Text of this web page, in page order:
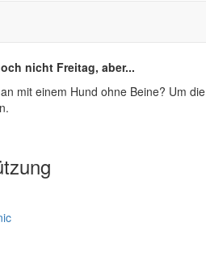
nicht Freitag, aber...
mit einem Hund ohne Beine? Um die